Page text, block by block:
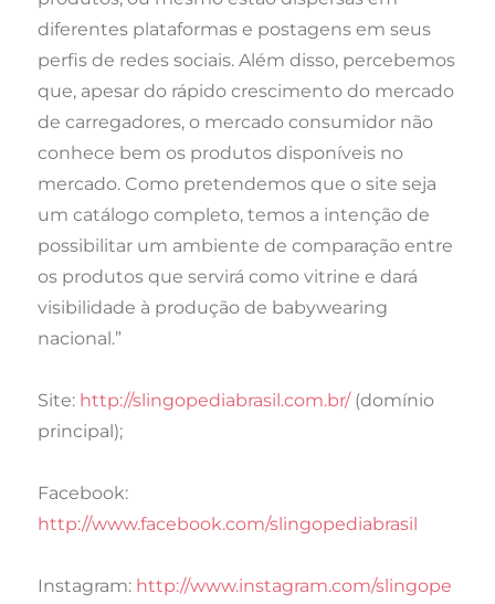
diferentes plataformas e postagens em seus
perfis de redes sociais. Além disso, percebemos
que, apesar do rápido crescimento do mercado
de carregadores, o mercado consumidor não
conhece bem os produtos disponíveis no
mercado. Como pretendemos que o site seja
um catálogo completo, temos a intenção de
possibilitar um ambiente de comparação entre
os produtos que servirá como vitrine e dará
visibilidade à produção de babywearing
nacional.”
Site: http://slingopediabrasil.com.br/(domínio
principal);
Facebook:
http://www.facebook.com/slingopediabrasil
Instagram: http://www.instagram.com/slingope